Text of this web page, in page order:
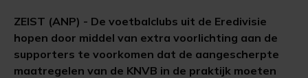
ZEIST (ANP) - De voetbalclubs uit de Eredivisie
hopen door middel van extra voorlichting aan de
supporters te voorkomen dat de aangescherpte
maatregelen van de KNVB in de praktijk moeten